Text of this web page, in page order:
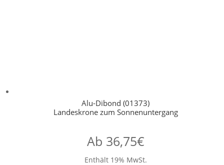
Alu-Dibond (01373)
Landeskrone zum Sonnenuntergang
Ab 36,75€
Enthält 19% MwSt.